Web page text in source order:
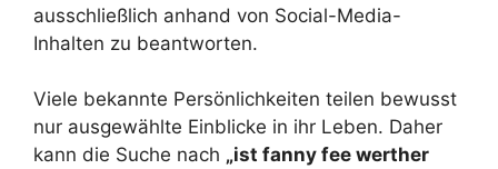
ausschließlich anhand von Social-Media-
Inhalten zu beantworten.
Viele bekannte Persönlichkeiten teilen bewusst
nur ausgewählte Einblicke in ihr Leben. Daher
kann die Suche nach „ist fanny fee werther